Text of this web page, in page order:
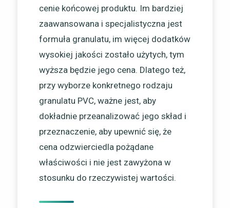
cenie końcowej produktu. Im bardziej
zaawansowana i specjalistyczna jest
formuła granulatu, im więcej dodatków
wysokiej jakości zostało użytych, tym
wyższa będzie jego cena. Dlatego też,
przy wyborze konkretnego rodzaju
granulatu PVC, ważne jest, aby
dokładnie przeanalizować jego skład i
przeznaczenie, aby upewnić się, że
cena odzwierciedla pożądane
właściwości i nie jest zawyżona w
stosunku do rzeczywistej wartości.